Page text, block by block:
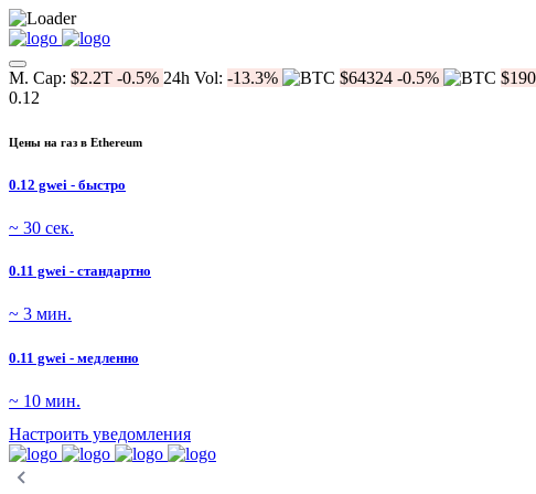
M. Cap: $2.2T -0.5% 24h Vol: -13.3% $64324 -0.5%
0.12
Цены на газ в Ethereum
0.12 gwei - быстро
~ 30 сек.
0.11 gwei - стандартно
~ 3 мин.
0.11 gwei - медленно
~ 10 мин.
Настроить уведомления